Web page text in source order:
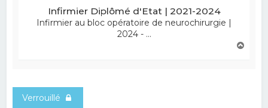
Infirmier Diplômé d'Etat | 2021-2024
Infirmier au bloc opératoire de neurochirurgie |
2024 - ...
Verrouillé